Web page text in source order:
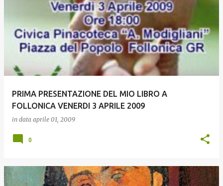
PRIMA PRESENTAZIONE DEL MIO LIBRO A
FOLLONICA VENERDI 3 APRILE 2009
in data aprile 01, 2009
0